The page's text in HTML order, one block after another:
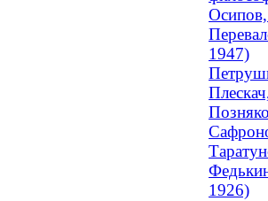
1947)
1926)